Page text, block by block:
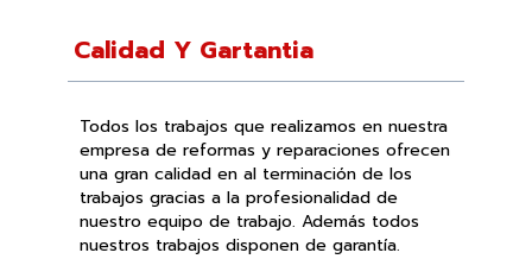
Calidad Y Gartantia
Todos los trabajos que realizamos en nuestra
empresa de reformas y reparaciones ofrecen
una gran calidad en al terminación de los
trabajos gracias a la profesionalidad de
nuestro equipo de trabajo. Además todos
nuestros trabajos disponen de garantía.